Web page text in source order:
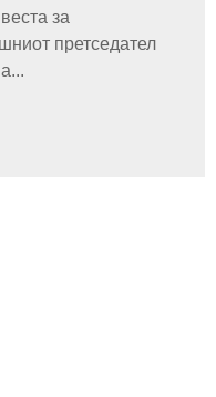
за
претседател